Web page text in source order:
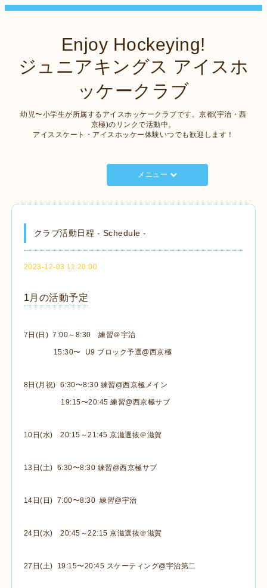
Enjoy Hockeying!
ジュニアキングス アイスホ
ッケークラブ
幼児〜小学生が所属するアイスホッケークラブです。京都(宇治・西
京極)のリンクで活動中。
アイススケート・アイスホッケー体験いつでも歓迎します！
メニュー
クラブ活動日程 - Schedule -
2023-12-03 11:20:00
1月の活動予定
7日(日) 7:00～8:30 練習＠宇治
15:30〜 U9 ブロック予選@西京極
8日(月祝) 6:30〜8:30 練習@西京極メイン
19:15〜20:45 練習@西京極サブ
10日(水) 20:15～21:45 京滋選抜＠滋賀
13日(土) 6:30〜8:30 練習@西京極サブ
14日(日) 7:00〜8:30 練習@宇治
24日(水) 20:45～22:15 京滋選抜＠滋賀
27日(土) 19:15〜20:45 スケーティング@宇治第二